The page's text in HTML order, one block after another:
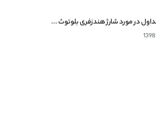
در مورد شارژ هندزفری بلوتوث ...